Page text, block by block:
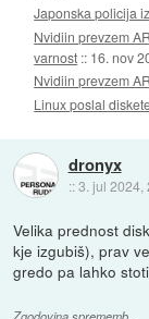
Japonska policija
Nvidiin prevzem
varnost :: 16. nov
Nvidiin prevzem
Linux poslal
dronyx
::3. jul 2024,
Velika prednost
kje izgubiš), prav
gredo pa lahko